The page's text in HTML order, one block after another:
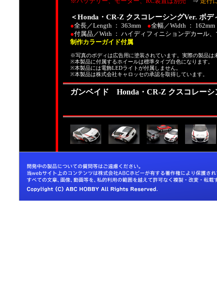
＜Honda・CR-Z クスコレーシングVer. ボデ
●全長／Length ： 363mm ●全幅／Width ：
●付属品／With ： ハイディフィニションデカール
制作カラーガイド付属
※写真のボディは広告用に塗装されています。実際の製品は
※本製品に付属するホイールは標準タイプ白色になります。
※本製品には電飾LEDライトが付属しません。
※本製品は株式会社キャロッセの承認を取得しています。
ガンベイド Honda・CR-Z クスコレーシ